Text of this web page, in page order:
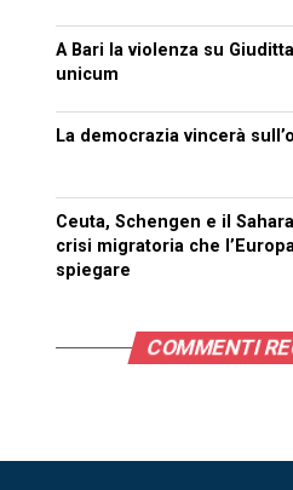
A Bari la violenza su
unicum
La democrazia vincerà
Ceuta, Schengen e il
crisi migratoria che
spiegare
COMMENTI